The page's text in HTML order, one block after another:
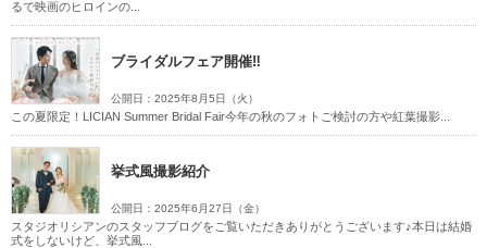
るで映画のヒロインの...
ブライダルフェア開催‼
公開日：2025年8月5日（火）
この夏限定！LICIAN Summer Bridal Fair今年の秋のフォトご検討の方や紅葉撮影...
挙式風撮影紹介
公開日：2025年6月27日（金）
スタジオリシアンのスタッフブログをご覧いただきありがとうございます♪本日は結婚
式をしないけど、挙式風...